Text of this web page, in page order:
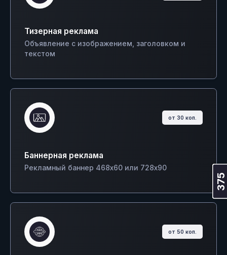
Тизерная реклама
Объявление с изображением, заголовком и
текстом
от 30 коп.
Баннерная реклама
Рекламный баннер 468х60 или 728х90
от 50 коп.
375